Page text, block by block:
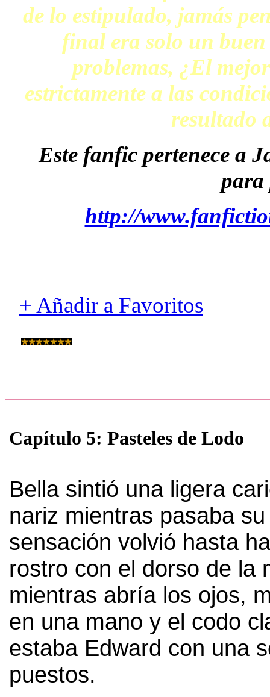
de lo estipulado, jamás
final era solo un
problemas, ¿El
estrictamente a las
resultado
Este fanfic pertenece a
http://
+ Añadir a Favoritos
Capítulo 5: Pasteles de Lodo
Bella sintió una ligera
nariz mientras pasaba
sensación volvió hasta
rostro con el dorso de la
mientras abría los ojos,
en una mano y el codo
estaba Edward con una
puestos.